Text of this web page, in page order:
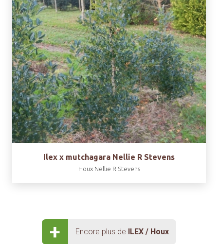
Ilex x mutchagara Nellie R Stevens
Houx Nellie R Stevens
+ Encore plus de ILEX / Houx